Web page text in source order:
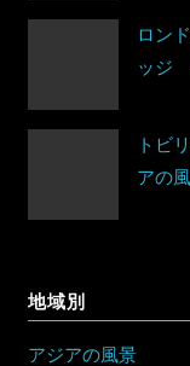
ロン
ッジ
トビ
アの
地域別
アジアの風景
トルクメニ
ネパール
フィリピン
フランス
ベラルーシ
ボスニア・
グレナダ
コスタリカ
コロンビア
ジャマイカ
チリ
エジプト
エリトリア
カメルーン
コンゴ